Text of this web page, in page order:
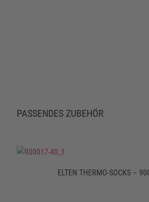
PASSENDES ZUBEHÖR
ELTEN THERMO-SOCKS –